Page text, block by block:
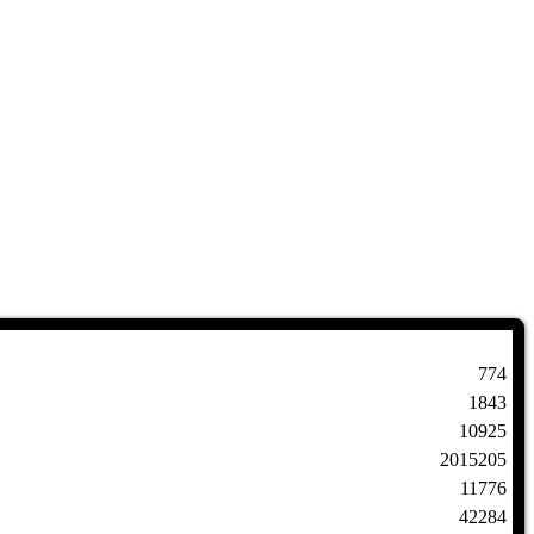
774
1843
10925
2015205
11776
42284